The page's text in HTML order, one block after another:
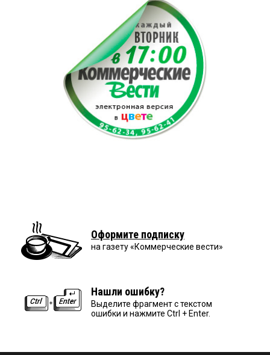
Оформите подписку
на газету «Коммерческие вести»
Нашли ошибку?
Выделите фрагмент с текстом
ошибки и нажмите Ctrl + Enter.